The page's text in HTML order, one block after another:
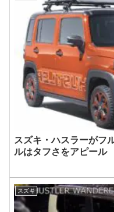
スズキ・ハスラーがフ
ルはタフさをアピール
スズキ